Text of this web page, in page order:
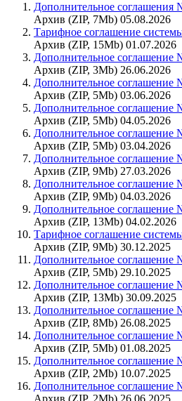
Дополнительное
Архив (ZIP, 7Mb) 05.08.2026
Тарифное соглашение
Архив (ZIP, 15Mb) 01.07.2026
Дополнительное
Архив (ZIP, 3Mb) 26.06.2026
Дополнительное
Архив (ZIP, 5Mb) 03.06.2026
Дополнительное
Архив (ZIP, 5Mb) 04.05.2026
Дополнительное
Архив (ZIP, 5Mb) 03.04.2026
Дополнительное
Архив (ZIP, 9Mb) 27.03.2026
Дополнительное
Архив (ZIP, 9Mb) 04.03.2026
Дополнительное
Архив (ZIP, 13Mb) 04.02.2026
Тарифное соглашение
Архив (ZIP, 9Mb) 30.12.2025
Дополнительное соглашение
Архив (ZIP, 5Mb) 29.10.2025
Дополнительное
Архив (ZIP, 13Mb) 30.09.2025
Дополнительное
Архив (ZIP, 8Mb) 26.08.2025
Дополнительное соглашение
Архив (ZIP, 5Mb) 01.08.2025
Дополнительное
Архив (ZIP, 2Mb) 10.07.2025
Дополнительное